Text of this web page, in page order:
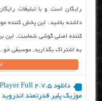
رایگان است و با تبلیغات
داشته باشید. این پخش کننده
کننده اصلی گوشی شماست. این
به اشتراک بگذارید. موسیقی
موزیک پلیر قدرتمند اندروید